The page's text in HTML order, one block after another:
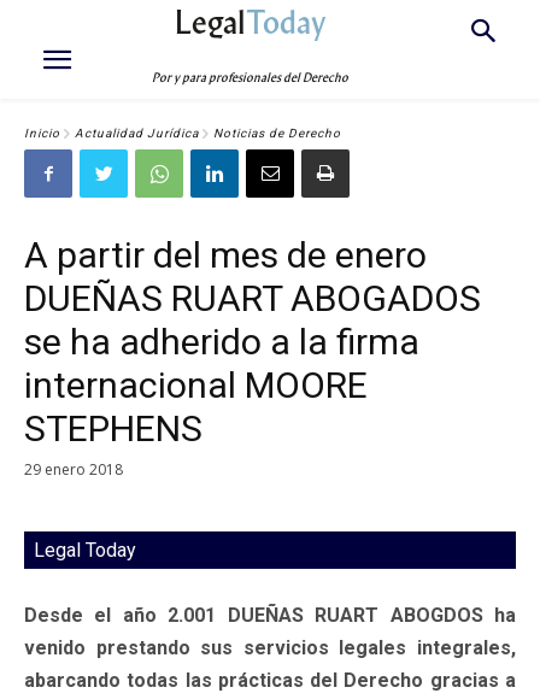
LegalToday
Por y para profesionales del Derecho
Inicio Actualidad Jurídica Noticias de Derecho
A partir del mes de enero
DUEÑAS RUART ABOGADOS
se ha adherido a la firma
internacional MOORE
STEPHENS
29 enero 2018
Legal Today
Desde el año 2.001 DUEÑAS RUART ABOGDOS ha
venido prestando sus servicios legales integrales,
abarcando todas las prácticas del Derecho gracias a